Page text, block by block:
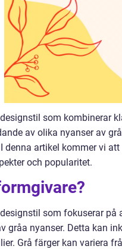
som kombinerar
av olika nyanser av
denna artikel kommer vi
och popularitet.
som fokuserar
gråa nyanser. Detta kan
Grå färger kan variera